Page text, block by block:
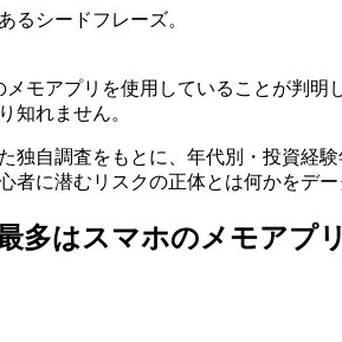
るシードフレーズ。
モアプリを使用していることが判明
知れません。
独自調査をもとに、年代別・投資経
に潜むリスクの正体とは何かをデー
多はスマホのメモアプリ